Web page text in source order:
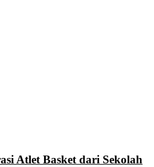
Atlet Basket dari Sekolah